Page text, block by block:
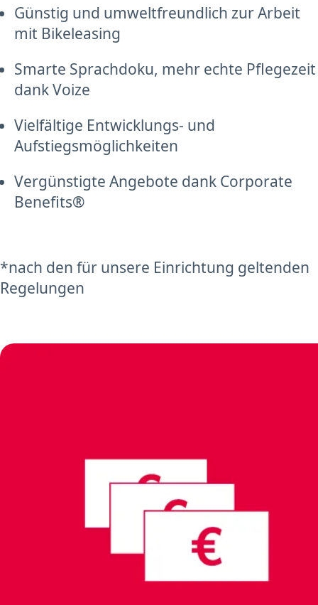
Günstig und umweltfreundlich zur Arbeit
mit Bikeleasing
Smarte Sprachdoku, mehr echte Pflegezeit
dank Voize
Vielfältige Entwicklungs- und
Aufstiegsmöglichkeiten
Vergünstigte Angebote dank Corporate
Benefits®
*nach den für unsere Einrichtung geltenden
Regelungen